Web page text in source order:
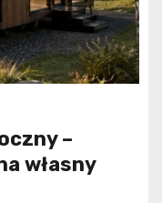
–
własny